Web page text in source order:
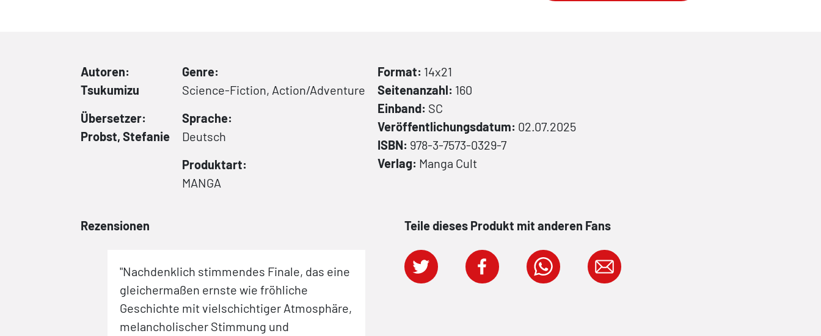
Autoren:
Tsukumizu
Übersetzer:
Probst, Stefanie
Genre:
Science-Fiction, Action/Adventure
Sprache:
Deutsch
Produktart:
MANGA
Format: 14x21
Seitenanzahl: 160
Einband: SC
Veröffentlichungsdatum: 02.07.2025
ISBN: 978-3-7573-0329-7
Verlag: Manga Cult
Rezensionen
"Nachdenklich stimmendes Finale, das eine
gleichermaßen ernste wie fröhliche
Geschichte mit vielschichtiger Atmosphäre,
melancholischer Stimmung und
Teile dieses Produkt mit anderen Fans